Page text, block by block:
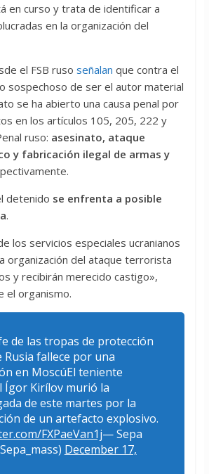
en curso y trata de identificar a
en la organización del
el FSB ruso señalan que contra el
sospechoso de ser el autor material
se ha abierto una causa penal por
en los artículos 105, 205, 222 y
ruso: asesinato, ataque
y fabricación ilegal de armas y
detenido se enfrenta a posible
.
los servicios especiales ucranianos
organización del ataque terrorista
y recibirán merecido castigo»,
el organismo.
de las tropas de protección
Rusia fallece por una
en MoscúEl teniente
Ígor Kirílov murió la
de este martes por la
de un artefacto explosivo.
FXPaeVan1j— Sepa
December 17,